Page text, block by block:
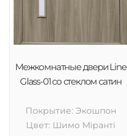
Межкомнатные двери Line
Glass-01 со стеклом сатин
Покрытие: Экошпон
Цвет: Шимо Міранті